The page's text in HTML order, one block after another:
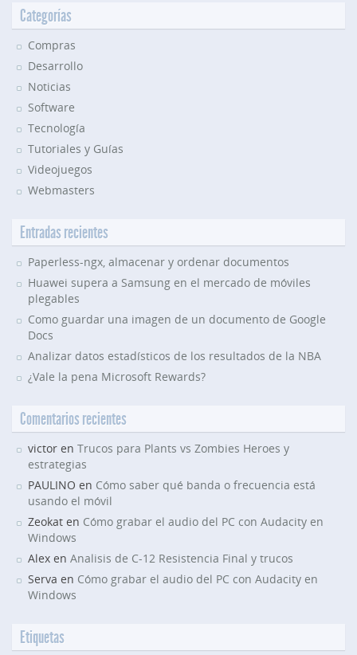
Categorías
Compras
Desarrollo
Noticias
Software
Tecnología
Tutoriales y Guías
Videojuegos
Webmasters
Entradas recientes
Paperless-ngx, almacenar y ordenar documentos
Huawei supera a Samsung en el mercado de móviles
plegables
Como guardar una imagen de un documento de Google
Docs
Analizar datos estadísticos de los resultados de la NBA
¿Vale la pena Microsoft Rewards?
Comentarios recientes
victor en Trucos para Plants vs Zombies Heroes y
estrategias
PAULINO en Cómo saber qué banda o frecuencia está
usando el móvil
Zeokat en Cómo grabar el audio del PC con Audacity en
Windows
Alex en Analisis de C-12 Resistencia Final y trucos
Serva en Cómo grabar el audio del PC con Audacity en
Windows
Etiquetas